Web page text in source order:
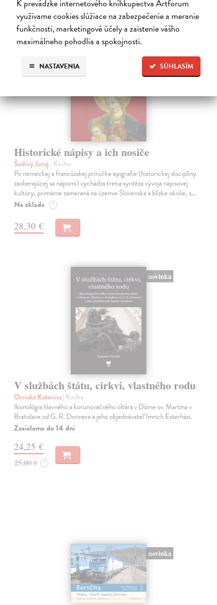
K prevádzke internetového kníhkupectva Artforum
využívame cookies slúžiace na zabezpečenie a meranie
funkčnosti, marketingové účely a zaistenie vášho
maximálneho pohodlia a spokojnosti.
SÚHLASÍM
NASTAVENIA
Historické nápisy a ich nosiče
Šedivý Juraj | Kniha
Po nemeckej a francúzskej príručke epigrafie (historickej disciplíny
zaoberajúcej sa nápismi) vychádza tretia syntéza vývoja nápisovej
kultúry, primárne zameraná na územie Slovenska a blízke okolie, s…
Na sklade ?
28,30 €
novinka
V službách štátu, cirkvi, vlastného rodu
Orviská Katarína| Kniha
Ikonológia hlavného a korunovačného oltára v Dóme sv. Martina v
Bratislave od G. R. Donnera a jeho objednávateľ Imrich Esterházi.
Zasielame do 14 dní
24,25 €
25,00 € ?
novinka